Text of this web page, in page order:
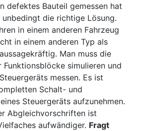
defektes Bauteil gemessen hat
die richtige Lösung.
in einem anderen Fahrzeug
in einem anderen Typ als
Man muss die
Funktionsblöcke simulieren und
messen. Es ist
Schalt- und
Steuergeräts aufzunehmen.
Abgleichvorschriften ist
aufwändiger. Fragt